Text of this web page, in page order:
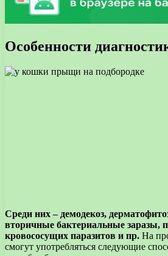
Особенности
Среди них – демодекоз,
вторичные бактериальные заразы,
кровососущих паразитов и пр. На
смогут употребляться следующие